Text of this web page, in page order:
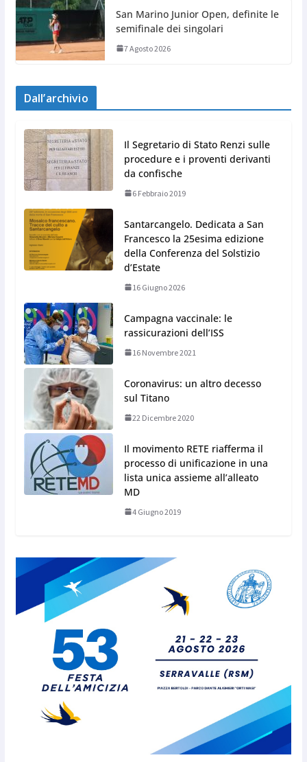
San Marino Junior Open, definite le
semifinale dei singolari
7 Agosto 2026
Dall’archivio
Il Segretario di Stato Renzi sulle
procedure e i proventi derivanti
da confische
6 Febbraio 2019
Santarcangelo. Dedicata a San
Francesco la 25esima edizione
della Conferenza del Solstizio
d’Estate
16 Giugno 2026
Campagna vaccinale: le
rassicurazioni dell’ISS
16 Novembre 2021
Coronavirus: un altro decesso
sul Titano
22 Dicembre 2020
Il movimento RETE riafferma il
processo di unificazione in una
lista unica assieme all’alleato
MD
4 Giugno 2019